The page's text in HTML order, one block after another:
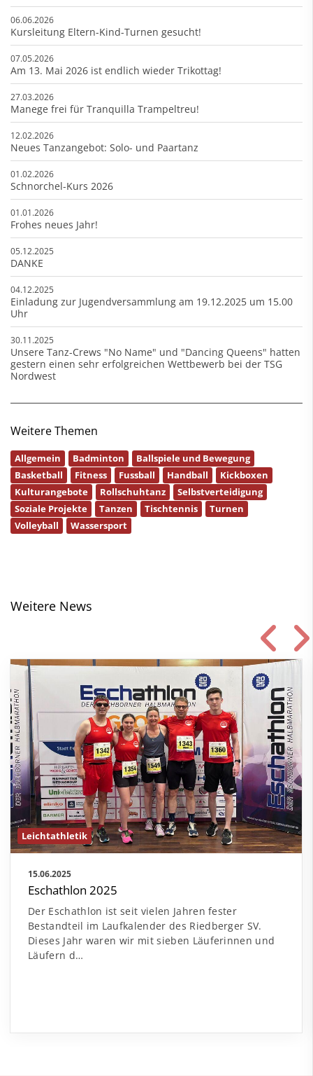
06.06.2026
Kursleitung Eltern-Kind-Turnen gesucht!
07.05.2026
Am 13. Mai 2026 ist endlich wieder Trikottag!
27.03.2026
Manege frei für Tranquilla Trampeltreu!
12.02.2026
Neues Tanzangebot: Solo- und Paartanz
01.02.2026
Schnorchel-Kurs 2026
01.01.2026
Frohes neues Jahr!
05.12.2025
DANKE
04.12.2025
Einladung zur Jugendversammlung am 19.12.2025 um 15.00
Uhr
30.11.2025
Unsere Tanz-Crews "No Name" und "Dancing Queens" hatten
gestern einen sehr erfolgreichen Wettbewerb bei der TSG
Nordwest
Weitere Themen
Allgemein Badminton
Ballspiele und Bewegung
Basketball
Fitness Fussball Handball
Kickboxen
Kulturangebote
Rollschuhtanz
Selbstverteidigung
Soziale Projekte
Tanzen Tischtennis
Turnen
Volleyball
Wassersport
Weitere News
Leichtathletik
15.06.2025
Eschathlon 2025
Der Eschathlon ist seit vielen Jahren fester
Bestandteil im Laufkalender des Riedberger SV.
Dieses Jahr waren wir mit sieben Läuferinnen und
Läufern d…